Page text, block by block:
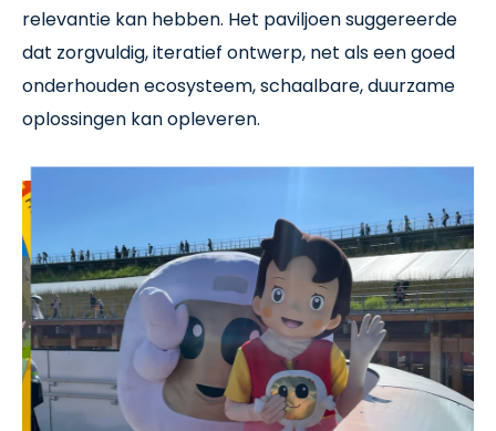
relevantie kan hebben. Het paviljoen suggereerde
dat zorgvuldig, iteratief ontwerp, net als een goed
onderhouden ecosysteem, schaalbare, duurzame
oplossingen kan opleveren.